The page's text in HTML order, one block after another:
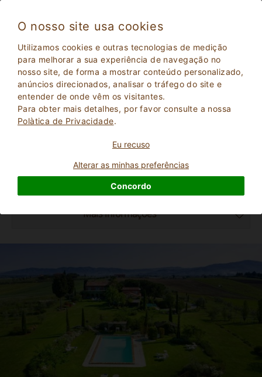
O nosso site usa cookies
Utilizamos cookies e outras tecnologias de medição
para melhorar a sua experiência de navegação no
nosso site, de forma a mostrar conteúdo personalizado,
anúncios direcionados, analisar o tráfego do site e
entender de onde vêm os visitantes.
Para obter mais detalhes, por favor consulte a nossa
Polà­tica de Privacidade.
Eu recuso
Alterar as minhas preferências
Concordo
Cortona 453
Cama e pequeno-almoço
Arezzo
, Cortona(Mapa)
Reserva Instantânea 9Lugares para dormir
RESERVAR
Excepcional
9.5
Mais informações